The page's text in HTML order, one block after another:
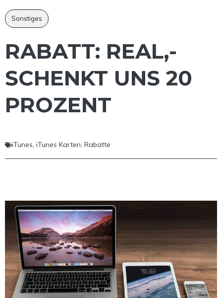
Sonstiges
RABATT: REAL,-
SCHENKT UNS 20
PROZENT
iTunes, iTunes Karten, Rabatte